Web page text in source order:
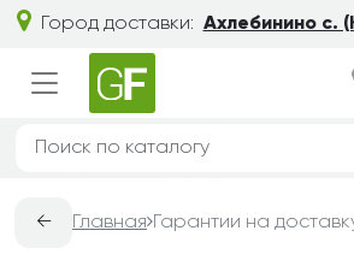
Город доставки: Ахлебинино с.
← Главная